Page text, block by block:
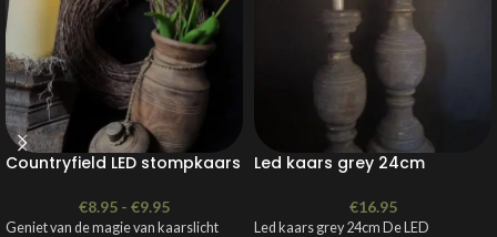
Countryfield LED stompkaars
€8.95 - €9.95
Geniet van de magie van kaarslicht
Led kaars grey 24cm
€16.95
Led kaars grey 24cm De LED